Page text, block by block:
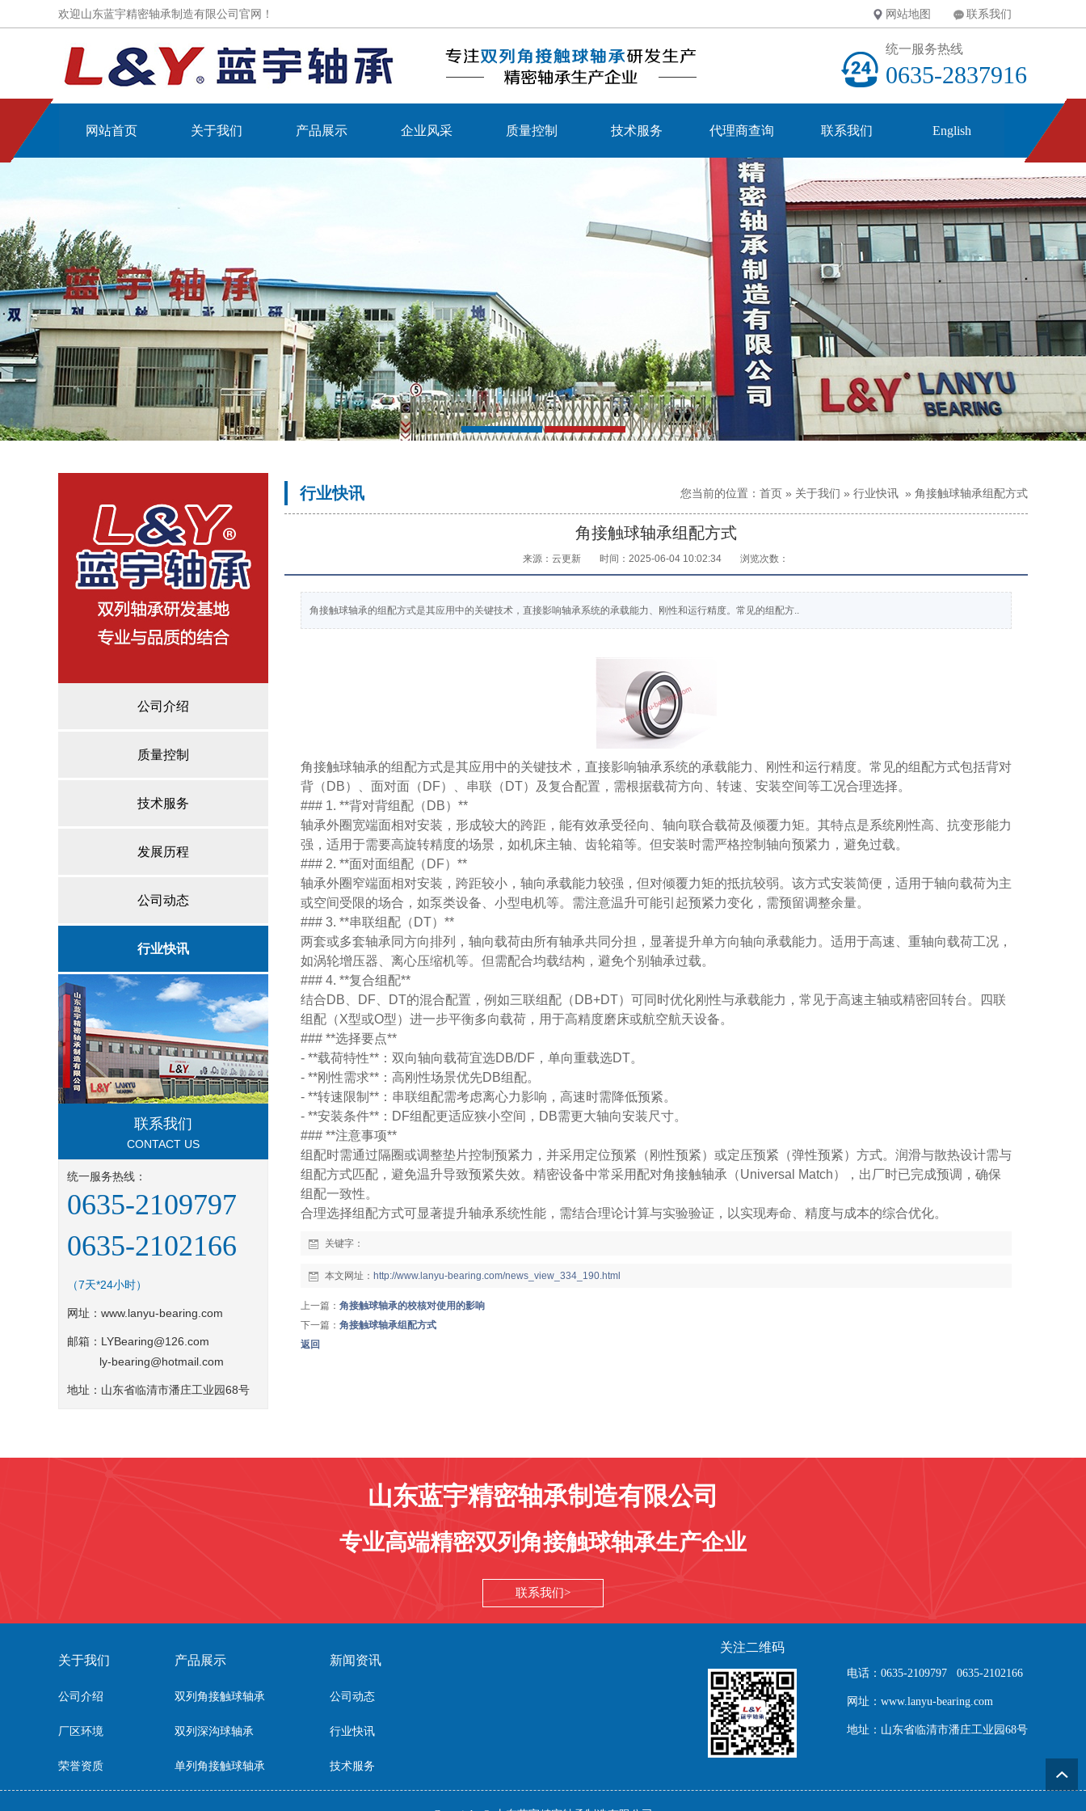
欢迎山东蓝宇精密轴承制造有限公司官网！ 网站地图 联系我们
统一服务热线
0635-2837916
网站首页 关于我们 产品展示 企业风采 质量控制 技术服务 代理商查询 联系我们 English
公司介绍
质量控制
技术服务
发展历程
公司动态
行业快讯
联系我们
CONTACT US
统一服务热线：
0635-2109797
0635-2102166
（7天*24小时）
网址： www.lanyu-bearing.com
邮箱：LYBearing@126.com
ly-bearing@hotmail.com
地址：山东省临清市潘庄工业园68号
行业快讯 您当前的位置： 首页 » 关于我们 » 行业快讯 » 角接触球轴承组配方式
角接触球轴承组配方式
来源：云更新 时间：2025-06-04 10:02:34 浏览次数：
角接触球轴承的组配方式是其应用中的关键技术，直接影响轴承系统的承载能力、刚性和运行精度。常见的组配方..
角接触球轴承的组配方式是其应用中的关键技术，直接影响轴承系统的承载能力、刚性和运行精度。常见的组配方式包括背对
背（DB）、面对面（DF）、串联（DT）及复合配置，需根据载荷方向、转速、安装空间等工况合理选择。
### 1. **背对背组配（DB）**
轴承外圈宽端面相对安装，形成较大的跨距，能有效承受径向、轴向联合载荷及倾覆力矩。其特点是系统刚性高、抗变形能力
强，适用于需要高旋转精度的场景，如机床主轴、齿轮箱等。但安装时需严格控制轴向预紧力，避免过载。
### 2. **面对面组配（DF）**
轴承外圈窄端面相对安装，跨距较小，轴向承载能力较强，但对倾覆力矩的抵抗较弱。该方式安装简便，适用于轴向载荷为主
或空间受限的场合，如泵类设备、小型电机等。需注意温升可能引起预紧力变化，需预留调整余量。
### 3. **串联组配（DT）**
两套或多套轴承同方向排列，轴向载荷由所有轴承共同分担，显著提升单方向轴向承载能力。适用于高速、重轴向载荷工况，
如涡轮增压器、离心压缩机等。但需配合均载结构，避免个别轴承过载。
### 4. **复合组配**
结合DB、DF、DT的混合配置，例如三联组配（DB+DT）可同时优化刚性与承载能力，常见于高速主轴或精密回转台。四联
组配（X型或O型）进一步平衡多向载荷，用于高精度磨床或航空航天设备。
### **选择要点**
- **载荷特性**：双向轴向载荷宜选DB/DF，单向重载选DT。
- **刚性需求**：高刚性场景优先DB组配。
- **转速限制**：串联组配需考虑离心力影响，高速时需降低预紧。
- **安装条件**：DF组配更适应狭小空间，DB需更大轴向安装尺寸。
### **注意事项**
组配时需通过隔圈或调整垫片控制预紧力，并采用定位预紧（刚性预紧）或定压预紧（弹性预紧）方式。润滑与散热设计需与
组配方式匹配，避免温升导致预紧失效。精密设备中常采用配对角接触轴承（Universal Match），出厂时已完成预调，确保
组配一致性。
合理选择组配方式可显著提升轴承系统性能，需结合理论计算与实验验证，以实现寿命、精度与成本的综合优化。
关键字：
本文网址： http://www.lanyu-bearing.com/news_view_334_190.html
上一篇： 角接触球轴承的校核对使用的影响
下一篇： 角接触球轴承组配方式
返回
山东蓝宇精密轴承制造有限公司
专业高端精密双列角接触球轴承生产企业
联系我们
关于我们
公司介绍
厂区环境
荣誉资质
产品展示
双列角接触球轴承
双列深沟球轴承
单列角接触球轴承
新闻资讯
公司动态
行业快讯
技术服务
关注二维码
电话：0635-2109797 0635-2102166
网址：www.lanyu-bearing.com
地址：山东省临清市潘庄工业园68号